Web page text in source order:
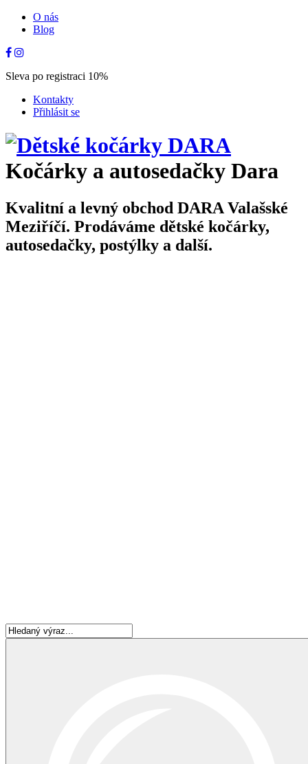
O nás
Blog
Sleva po registraci 10%
Kontakty
Přihlásit se
Kočárky a autosedačky Dara
Kvalitní a levný obchod DARA Valašské
Meziříčí. Prodáváme dětské kočárky,
autosedačky, postýlky a další.